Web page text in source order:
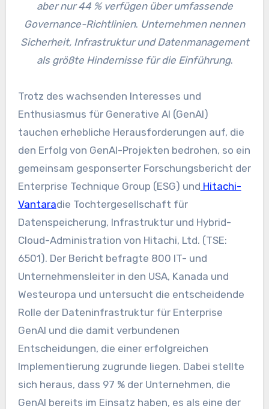
aber nur 44 % verfügen über umfassende
Governance-Richtlinien. Unternehmen nennen
Sicherheit, Infrastruktur und Datenmanagement
als größte Hindernisse für die Einführung.
Trotz des wachsenden Interesses und
Enthusiasmus für Generative AI (GenAI)
tauchen erhebliche Herausforderungen auf, die
den Erfolg von GenAI-Projekten bedrohen, so ein
gemeinsam gesponserter Forschungsbericht der
Enterprise Technique Group (ESG) und Hitachi-
Vantaradie Tochtergesellschaft für
Datenspeicherung, Infrastruktur und Hybrid-
Cloud-Administration von Hitachi, Ltd. (TSE:
6501). Der Bericht befragte 800 IT- und
Unternehmensleiter in den USA, Kanada und
Westeuropa und untersucht die entscheidende
Rolle der Dateninfrastruktur für Enterprise
GenAI und die damit verbundenen
Entscheidungen, die einer erfolgreichen
Implementierung zugrunde liegen. Dabei stellte
sich heraus, dass 97 % der Unternehmen, die
GenAI bereits im Einsatz haben, es als eine der